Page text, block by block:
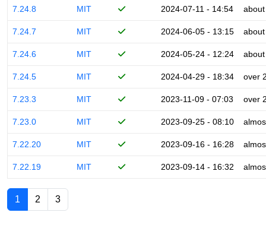
7.24.8 MIT 2024-07-11 - 14:54
7.24.7 MIT 2024-06-05 - 13:15
7.24.6 MIT 2024-05-24 - 12:24
7.24.5 MIT 2024-04-29 - 18:34 over
7.23.3 MIT 2023-11-09 - 07:03 over
7.23.0 MIT 2023-09-25 - 08:10
7.22.20 MIT 2023-09-16 - 16:28
7.22.19 MIT 2023-09-14 - 16:32
1 2 3